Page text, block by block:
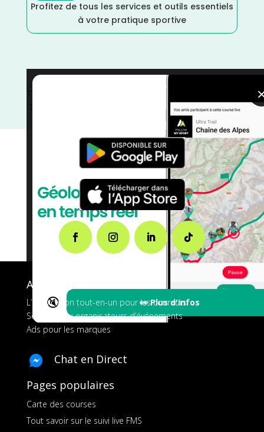
Profitez de tous les services et outils essentiels
à votre pratique sportive
🔇 👀 Plus d'Infos
Trail
Dénivelé Montagne
/courses/Avril/
Auvergne Rhône Alpes
A propos de FMS
L’application tout-en-un pour les coureurs
Services aux organisateurs d’événements
Ads pour les marques
Chat en Direct
Pages populaires
Carte des courses
Tout savoir sur le suivi live FMS